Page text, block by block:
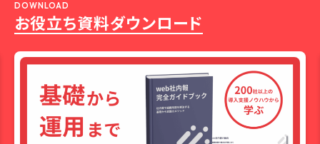
お役立ち資料ダウンロード
DOWNLOAD